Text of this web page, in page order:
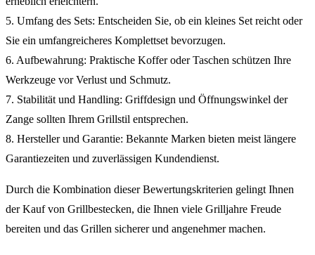
5. Umfang des Sets: Entscheiden Sie, ob ein kleines Set reicht oder
Sie ein umfangreicheres Komplettset bevorzugen.
6. Aufbewahrung: Praktische Koffer oder Taschen schützen Ihre
Werkzeuge vor Verlust und Schmutz.
7. Stabilität und Handling: Griffdesign und Öffnungswinkel der
Zange sollten Ihrem Grillstil entsprechen.
8. Hersteller und Garantie: Bekannte Marken bieten meist längere
Garantiezeiten und zuverlässigen Kundendienst.
Durch die Kombination dieser Bewertungskriterien gelingt Ihnen
der Kauf von Grillbestecken, die Ihnen viele Grilljahre Freude
bereiten und das Grillen sicherer und angenehmer machen.